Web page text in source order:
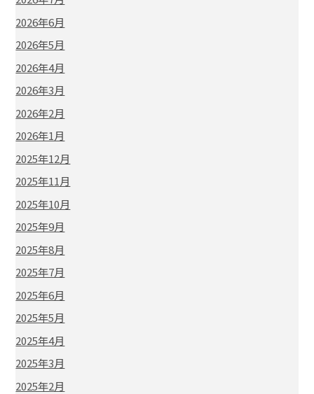
2026年6月
2026年5月
2026年4月
2026年3月
2026年2月
2026年1月
2025年12月
2025年11月
2025年10月
2025年9月
2025年8月
2025年7月
2025年6月
2025年5月
2025年4月
2025年3月
2025年2月